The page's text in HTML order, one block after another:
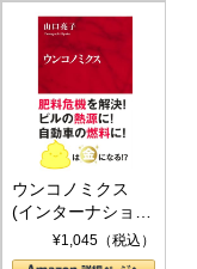
ウンコノミクス
(インターナショナ
ル新書)¥1,045（税込）